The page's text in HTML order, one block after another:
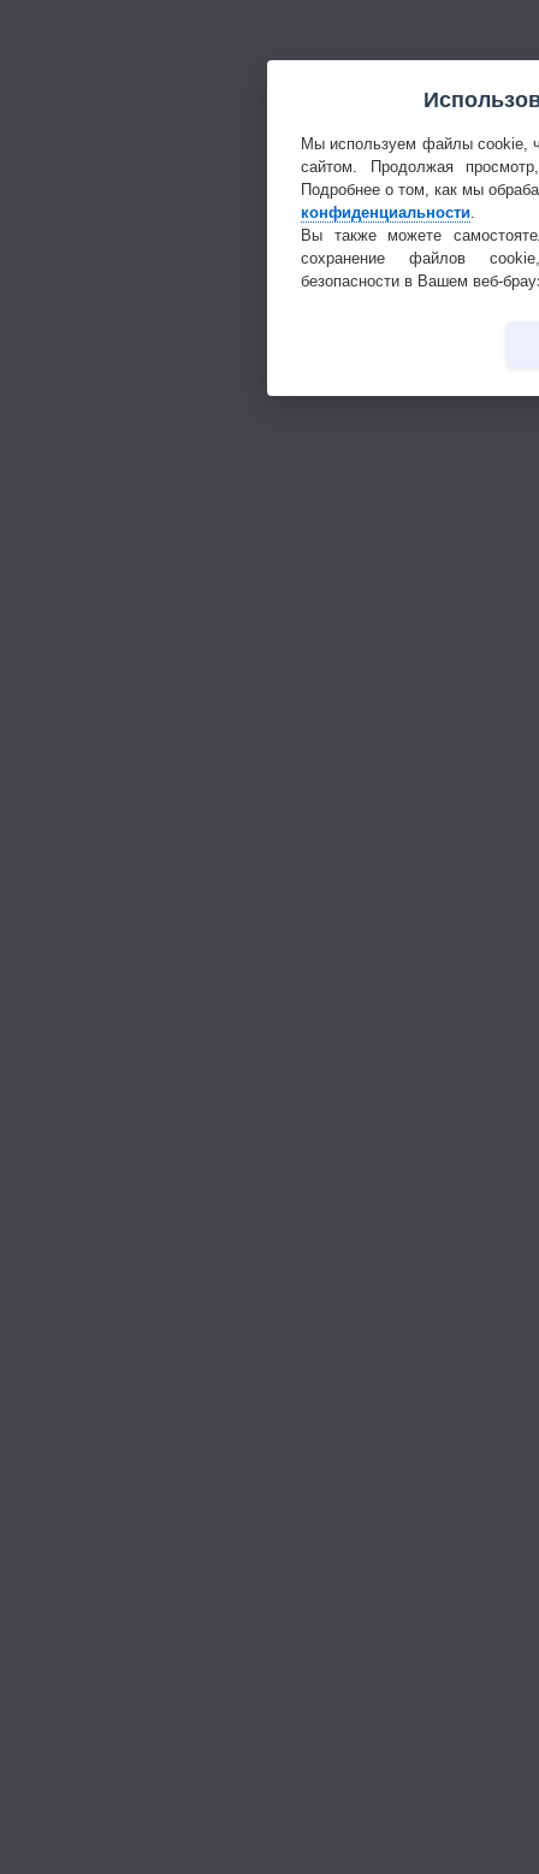
Мы используем файлы cookie,
сайтом. Продолжая
Подробнее о том, как мы
конфиденциальности
Вы также можете
сохранение файлов
безопасности в Вашем веб-